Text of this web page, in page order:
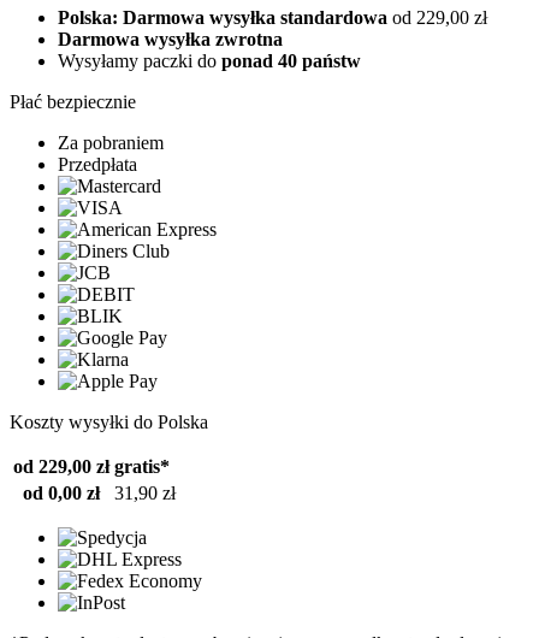
Polska: Darmowa wysyłka standardowa od 229,00 zł
Darmowa wysyłka zwrotna
Wysyłamy paczki do ponad 40 państw
Płać bezpiecznie
Za pobraniem
Przedpłata
Koszty wysyłki do Polska
od 229,00 zł gratis*
od 0,00 zł
31,90 zł